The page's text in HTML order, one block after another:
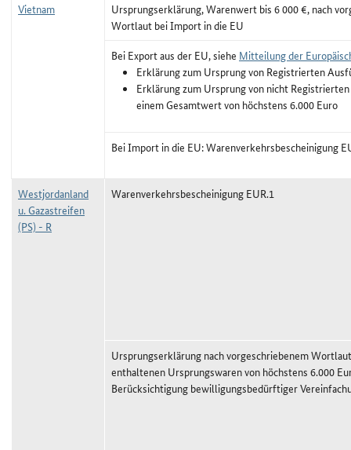
Vietnam
Ursprungserklärung, Warenwert bis 6 000 €, nach
Wortlaut bei Import in die EU
Bei Export aus der EU, siehe Mitteilung der
Erklärung zum Ursprung von Registrierten
Erklärung zum Ursprung von nicht
einem Gesamtwert von höchstens 6.000 Euro
Bei Import in die EU: Warenverkehrsbescheinigung
Westjordanland
u. Gazastreifen
(PS) - R
Warenverkehrsbescheinigung EUR.1
Ursprungserklärung nach vorgeschriebenem
enthaltenen Ursprungswaren von höchstens 6.000
Berücksichtigung bewilligungsbedürftiger